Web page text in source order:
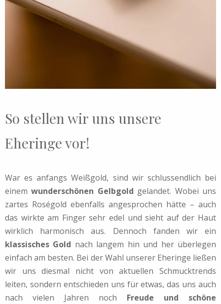
So stellen wir uns unsere
Eheringe vor!
War es anfangs Weißgold, sind wir schlussendlich bei
einemwunderschönen Gelbgold gelandet. Wobei uns
zartes Roségold ebenfalls angesprochen hätte – auch
das wirkte am Finger sehr edel und sieht auf der Haut
wirklich harmonisch aus. Dennoch fanden wir ein
klassisches Gold nach langem hin und her überlegen
einfach am besten. Bei der Wahl unserer Eheringe ließen
wir uns diesmal nicht von aktuellen Schmucktrends
leiten, sondern entschieden uns für etwas, das uns auch
nach vielen Jahren noch Freude und schöne